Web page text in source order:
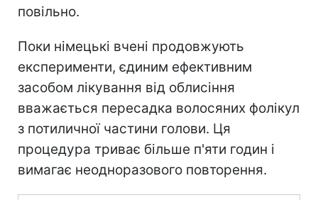
повільно.
Поки німецькі вчені продовжують
експерименти, єдиним ефективним
засобом лікування від облисіння
вважається пересадка волосяних фолікул
з потиличної частини голови. Ця
процедура триває більше п'яти годин і
вимагає неодноразового повторення.